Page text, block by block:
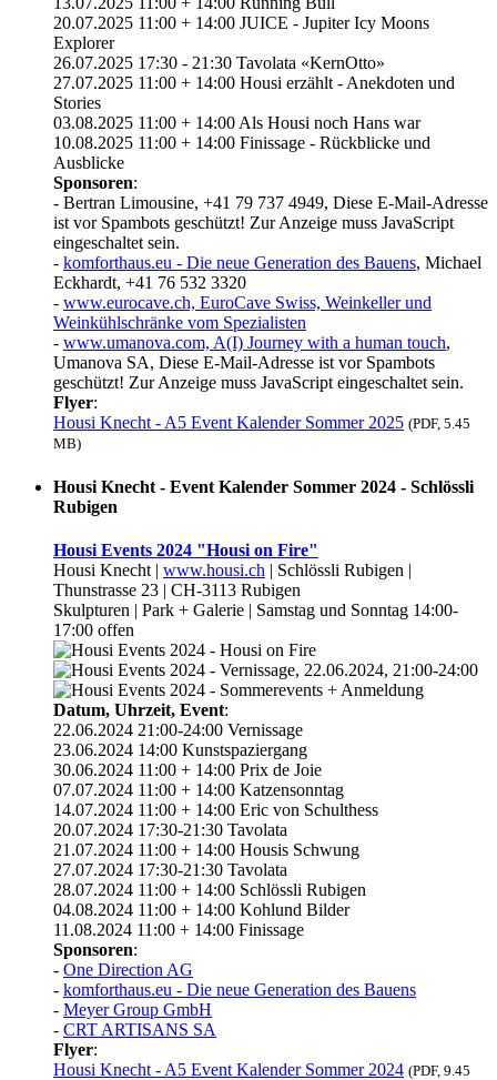
20.07.2025 11:00 + 14:00 JUICE - Jupiter Icy Moons
Explorer
26.07.2025 17:30 - 21:30 Tavolata «KernOtto»
27.07.2025 11:00 + 14:00 Housi erzählt - Anekdoten und
Stories
03.08.2025 11:00 + 14:00 Als Housi noch Hans war
10.08.2025 11:00 + 14:00 Finissage - Rückblicke und
Ausblicke
Sponsoren:
- Bertran Limousine, +41 79 737 4949, Diese E-Mail-Adresse
ist vor Spambots geschützt! Zur Anzeige muss JavaScript
eingeschaltet sein.
- komforthaus.eu - Die neue Generation des Bauens, Michael
Eckhardt, +41 76 532 3320
- www.eurocave.ch, EuroCave Swiss, Weinkeller und
Weinkühlschränke vom Spezialisten
- www.umanova.com, A(I) Journey with a human touch,
Umanova SA, Diese E-Mail-Adresse ist vor Spambots
geschützt! Zur Anzeige muss JavaScript eingeschaltet sein.
Flyer:
Housi Knecht - A5 Event Kalender Sommer 2025 (PDF, 5.45
MB)
Housi Knecht - Event Kalender Sommer 2024 - Schlössli
Rubigen
Housi Events 2024 "Housi on Fire"
Housi Knecht | www.housi.ch | Schlössli Rubigen |
Thunstrasse 23 | CH-3113 Rubigen
Skulpturen | Park + Galerie | Samstag und Sonntag 14:00-
17:00 offen
Datum, Uhrzeit, Event:
22.06.2024 21:00-24:00 Vernissage
23.06.2024 14:00 Kunstspaziergang
30.06.2024 11:00 + 14:00 Prix de Joie
07.07.2024 11:00 + 14:00 Katzensonntag
14.07.2024 11:00 + 14:00 Eric von Schulthess
20.07.2024 17:30-21:30 Tavolata
21.07.2024 11:00 + 14:00 Housis Schwung
27.07.2024 17:30-21:30 Tavolata
28.07.2024 11:00 + 14:00 Schlössli Rubigen
04.08.2024 11:00 + 14:00 Kohlund Bilder
11.08.2024 11:00 + 14:00 Finissage
Sponsoren:
- One Direction AG
- komforthaus.eu - Die neue Generation des Bauens
- Meyer Group GmbH
- CRT ARTISANS SA
Flyer:
Housi Knecht - A5 Event Kalender Sommer 2024 (PDF, 9.45